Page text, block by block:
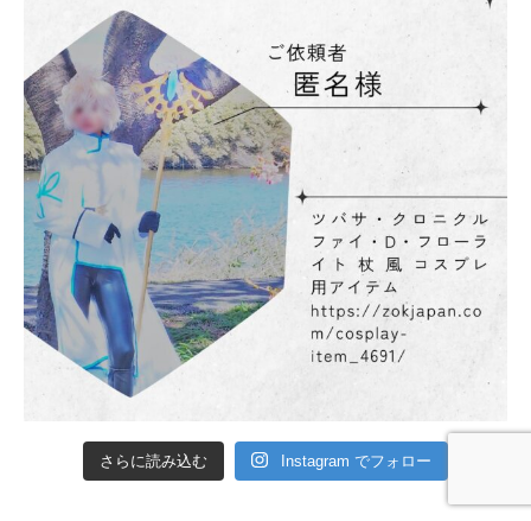
さらに読み込む Instagram でフォロー